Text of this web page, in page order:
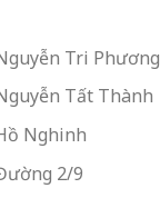
Tri Phương
Tất Thành
Nghinh
2/9